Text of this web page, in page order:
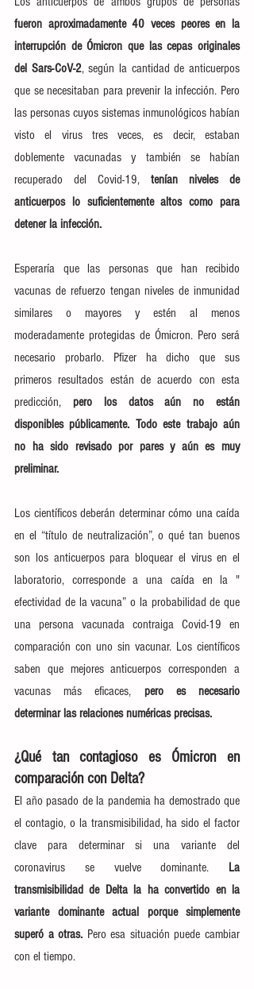
fueron aproximadamente 40 veces peores en la
interrupción de Ómicron que las cepas originales
del Sars-CoV-2, según la cantidad de anticuerpos
que se necesitaban para prevenir la infección. Pero
las personas cuyos sistemas inmunológicos habían
visto el virus tres veces, es decir, estaban
doblemente vacunadas y también se habían
recuperado del Covid-19, tenían niveles de
anticuerpos lo suficientemente altos como para
detener la infección.
Esperaría que las personas que han recibido
vacunas de refuerzo tengan niveles de inmunidad
similares o mayores y estén al menos
moderadamente protegidas de Ómicron. Pero será
necesario probarlo. Pfizer ha dicho que sus
primeros resultados están de acuerdo con esta
predicción, pero los datos aún no están
disponibles públicamente. Todo este trabajo aún
no ha sido revisado por pares y aún es muy
preliminar.
Los científicos deberán determinar cómo una caída
en el “título de neutralización”, o qué tan buenos
son los anticuerpos para bloquear el virus en el
efectividad de la vacuna” o la probabilidad de que
una persona vacunada contraiga Covid-19 en
comparación con uno sin vacunar. Los científicos
saben que mejores anticuerpos corresponden a
vacunas más eficaces, pero es necesario
determinar las relaciones numéricas precisas.
¿Qué tan contagioso es Ómicron en
comparación con Delta?
El año pasado de la pandemia ha demostrado que
el contagio, o la transmisibilidad, ha sido el factor
clave para determinar si una variante del
coronavirus se vuelve dominante. La
transmisibilidad de Delta la ha convertido en la
variante dominante actual porque simplemente
superó a otras. Pero esa situación puede cambiar
con el tiempo.